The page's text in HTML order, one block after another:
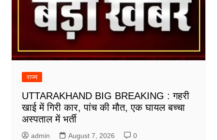
राज्य
UTTARAKHAND BIG BREAKING : गहरी
खाई में गिरी कार, पांच की मौत, एक घायल बच्चा
अस्पताल में भर्ती
admin August 7, 2026 0